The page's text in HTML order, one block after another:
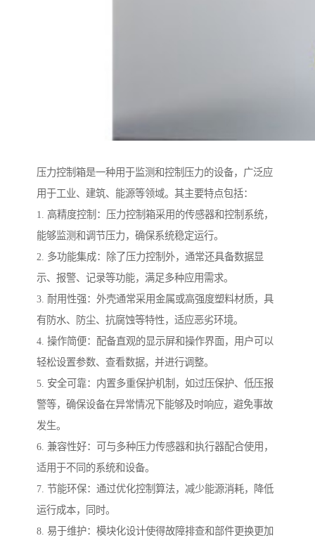
压力控制箱是一种用于监测和控制压力的设备，广泛应
用于工业、建筑、能源等领域。其主要特点包括：
1. 高精度控制：压力控制箱采用的传感器和控制系统，
能够监测和调节压力，确保系统稳定运行。
2. 多功能集成：除了压力控制外，通常还具备数据显
示、报警、记录等功能，满足多种应用需求。
3. 耐用性强：外壳通常采用金属或高强度塑料材质，具
有防水、防尘、抗腐蚀等特性，适应恶劣环境。
4. 操作简便：配备直观的显示屏和操作界面，用户可以
轻松设置参数、查看数据，并进行调整。
5. 安全可靠：内置多重保护机制，如过压保护、低压报
警等，确保设备在异常情况下能够及时响应，避免事故
发生。
6. 兼容性好：可与多种压力传感器和执行器配合使用，
适用于不同的系统和设备。
7. 节能环保：通过优化控制算法，减少能源消耗，降低
运行成本，同时。
8. 易于维护：模块化设计使得故障排查和部件更换更加